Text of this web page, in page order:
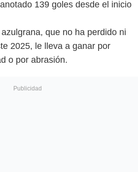
139 goles desde el inicio
que no ha perdido ni
2025, le lleva a ganar por
o por abrasión.